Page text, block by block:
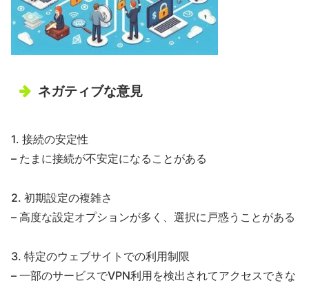
ネガティブな意見
1. 接続の安定性
– たまに接続が不安定になることがある
2. 初期設定の複雑さ
– 高度な設定オプションが多く、選択に戸惑うことがある
3. 特定のウェブサイトでの利用制限
– 一部のサービスでVPN利用を検出されてアクセスできな